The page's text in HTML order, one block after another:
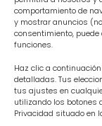
comportamiento de
y mostrar anuncios
consentimiento,
funciones.
Haz clic a
detalladas. Tus
tus ajustes en
utilizando los botones
Privacidad situado en
Canal de
Abogados en
Abogados
Abogados